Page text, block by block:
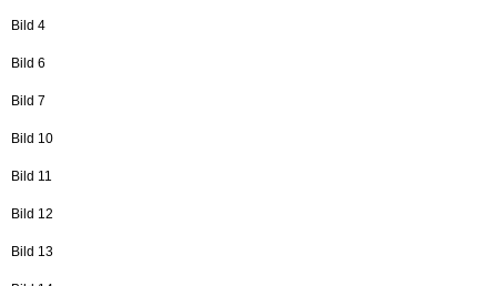
Bild 4
Bild 6
Bild 7
Bild 10
Bild 11
Bild 12
Bild 13